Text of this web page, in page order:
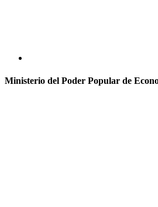
Ministerio del Poder Popular de